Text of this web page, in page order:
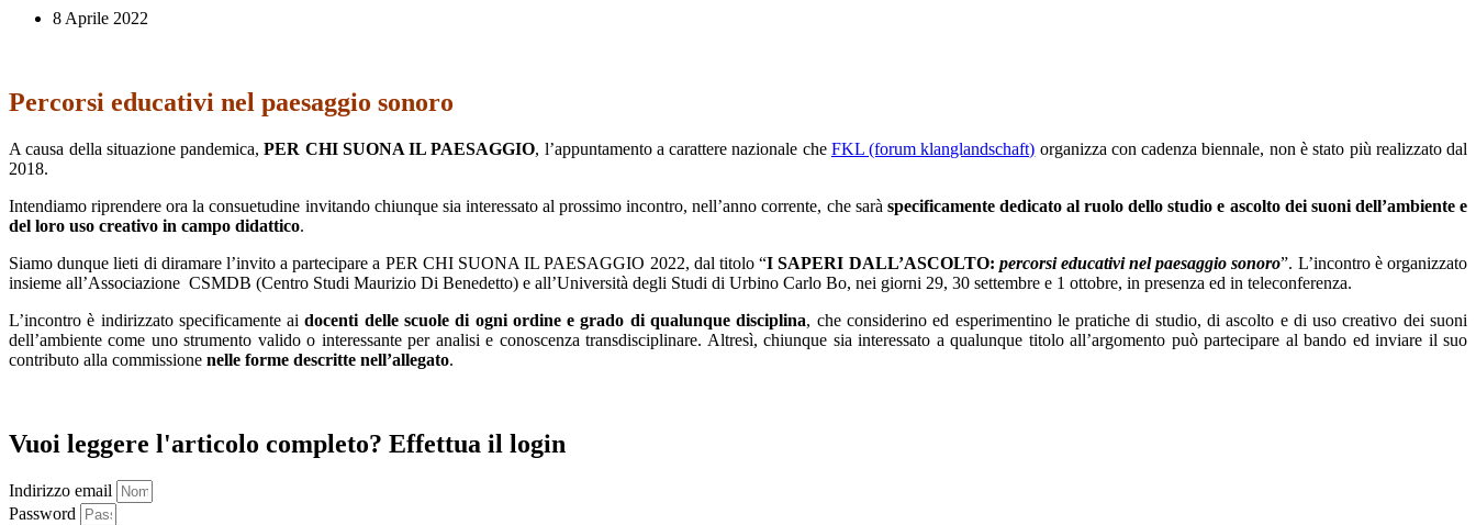
8 Aprile 2022
Percorsi educativi nel paesaggio sonoro
A causa della situazione pandemica,PER CHI SUONA IL PAESAGGIO, l’appuntamento a carattere nazionale che FKL (forum klanglandschaft) organizza con cadenza biennale, non è stato più realizzato dal
2018.
Intendiamo riprendere ora la consuetudine invitando chiunque sia interessato al prossimo incontro, nell’anno corrente, che sarà specificamente dedicato al ruolo dello studio e ascolto dei suoni dell’ambiente e
del loro uso creativo in campo didattico.
Siamo dunque lieti di diramare l’invito a partecipare a PER CHI SUONA IL PAESAGGIO 2022, dal titolo “I SAPERI DALL’ASCOLTO: percorsi educativi nel paesaggio sonoro”. L’incontro è organizzato
insieme all’Associazione CSMDB (Centro Studi Maurizio Di Benedetto) e all’Università degli Studi di Urbino Carlo Bo, nei giorni 29, 30 settembre e 1 ottobre, in presenza ed in teleconferenza.
L’incontro è indirizzato specificamente aidocenti delle scuole di ogni ordine e grado di qualunque disciplina, che considerino ed esperimentino le pratiche di studio, di ascolto e di uso creativo dei suoni
dell’ambiente come uno strumento valido o interessante per analisi e conoscenza transdisciplinare. Altresì, chiunque sia interessato a qualunque titolo all’argomento può partecipare al bando ed inviare il suo
contributo alla commissione nelle forme descritte nell’allegato.
Vuoi leggere l'articolo completo? Effettua il login
Indirizzo email
Password